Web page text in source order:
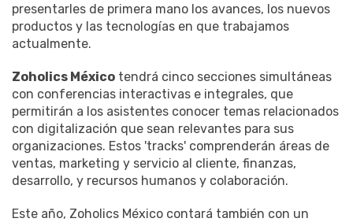
presentarles de primera mano los avances, los nuevos
productos y las tecnologías en que trabajamos
actualmente.
Zoholics México tendrá cinco secciones simultáneas
con conferencias interactivas e integrales, que
permitirán a los asistentes conocer temas relacionados
con digitalización que sean relevantes para sus
organizaciones. Estos 'tracks' comprenderán áreas de
‌ventas, marketing y servicio al cliente, finanzas,
desarrollo, y recursos humanos y colaboración.
Este año, Zoholics México contará también con un